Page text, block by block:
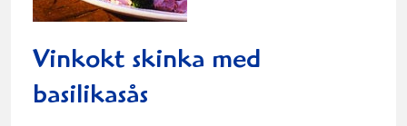
Vinkokt skinka med
basilikasås